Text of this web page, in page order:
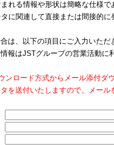
れる情報や形状は簡略な仕様で
に関連して直接または間接的に
は、以下の項目にご入力いただ
報はJSTグループの営業活動に
ンロード方式からメール添付ダ
を送付いたしますので、メー